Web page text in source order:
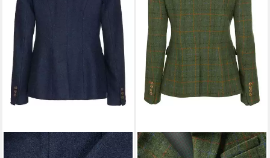
HIGHMOOR Jackenblazer
HIGHMOORJackenblazer